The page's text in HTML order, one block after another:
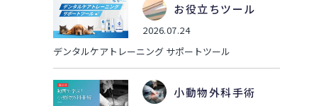
お役立ちツール
2026.07.24
デンタルケアトレーニング サポートツール
小動物外科手術